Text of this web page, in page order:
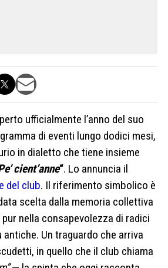
ufficialmente l’anno del suo
di eventi lungo dodici mesi,
in dialetto che tiene insieme
cient’anne“. Lo annuncia il
del club. Il riferimento simbolico è
scelta dalla memoria collettiva
nella consapevolezza di radici
Un traguardo che arriva
in quello che il club chiama